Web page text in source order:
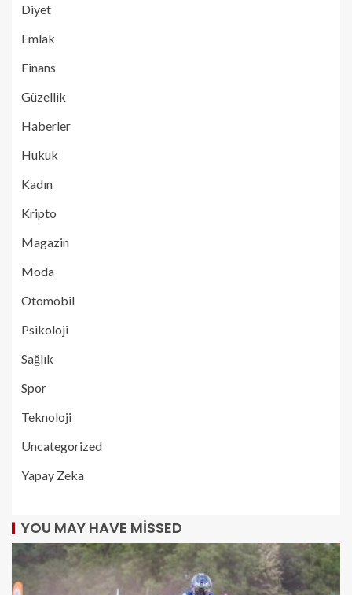
Diyet
Emlak
Finans
Güzellik
Haberler
Hukuk
Kadın
Kripto
Magazin
Moda
Otomobil
Psikoloji
Sağlık
Spor
Teknoloji
Uncategorized
Yapay Zeka
YOU MAY HAVE MISSED